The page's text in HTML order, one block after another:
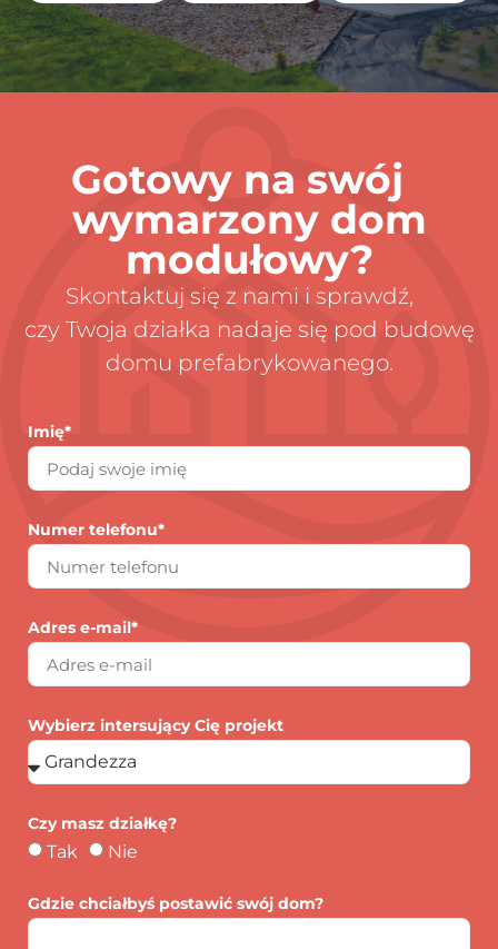
Gotowy na swój
wymarzony dom
modułowy?
Skontaktuj się z nami i sprawdź,
czy Twoja działka nadaje się pod budowę
domu prefabrykowanego.
Imię*
Numer telefonu*
Adres e-mail*
Wybierz intersujący Cię projekt
Czy masz działkę?
Tak Nie
Gdzie chciałbyś postawić swój dom?